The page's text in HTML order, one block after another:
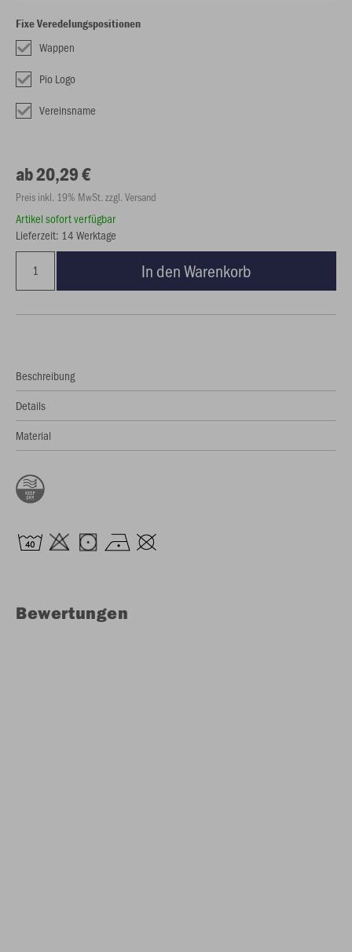
Fixe Veredelungspositionen
Wappen
Pio Logo
Vereinsname
ab 20,29 €
Preis inkl. 19% MwSt. zzgl. Versand
Artikel sofort verfügbar
Lieferzeit: 14 Werktage
In den Warenkorb
Beschreibung
Details
Material
Bewertungen